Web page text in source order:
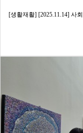
[생활재활] [2025.11.14] 사